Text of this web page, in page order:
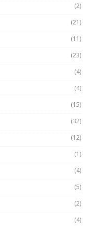
(2)
(21)
(11)
(23)
(4)
(4)
(15)
(32)
(12)
(1)
(4)
(5)
(2)
(4)